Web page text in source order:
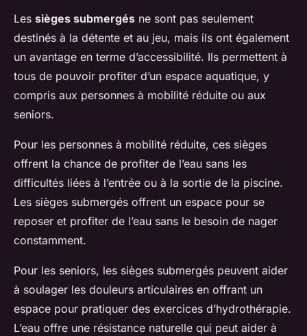
Les sièges submergés ne sont pas seulement
destinés à la détente et au jeu, mais ils ont également
un avantage en terme d’accessibilité. Ils permettent à
tous de pouvoir profiter d’un espace aquatique, y
compris aux personnes à mobilité réduite ou aux
seniors.
Pour les personnes à mobilité réduite, ces sièges
offrent la chance de profiter de l’eau sans les
difficultés liées à l’entrée ou à la sortie de la piscine.
Les sièges submergés offrent un espace pour se
reposer et profiter de l’eau sans le besoin de nager
constamment.
Pour les seniors, les sièges submergés peuvent aider
à soulager les douleurs articulaires en offrant un
espace pour pratiquer des exercices d’hydrothérapie.
L’eau offre une résistance naturelle qui peut aider à